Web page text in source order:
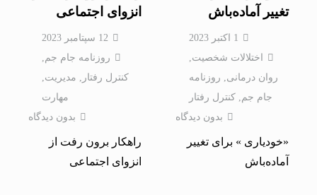
تغییر آماده‌باش
اختلالات شخصيت,
روان درمانی,روزنامه
جام جم,کنترل رفتار
بدون دیدگاه
«خودیاری » برای تغییر
آماده‌باش
انزوای اجتماعی
12 سپتامبر 2023
روزنامه جام جم,
کنترل رفتار ,مدیریت,
مهارت
بدون دیدگاه
راهکار برون رفت از
انزوای اجتماعی